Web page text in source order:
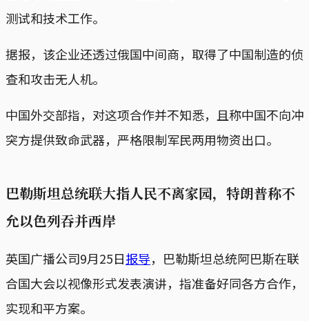
测试和技术工作。
据报，该企业还透过俄国中间商，取得了中国制造的侦
查和攻击无人机。
中国外交部指，对这项合作并不知悉，且称中国不向冲
突方提供致命武器，严格限制军民两用物资出口。
巴勒斯坦总统联大指人民不离家园，特朗普称不
允以色列吞并西岸
英国广播公司9月25日报导，巴勒斯坦总统阿巴斯在联
合国大会以视像形式发表演讲，指准备好同各方合作，
实现和平方案。